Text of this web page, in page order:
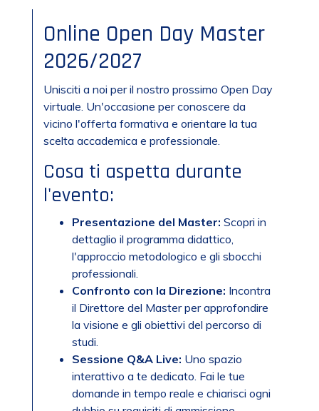
Online Open Day Master
2026/2027
Unisciti a noi per il nostro prossimo Open Day
virtuale. Un'occasione per conoscere da
vicino l'offerta formativa e orientare la tua
scelta accademica e professionale.
Cosa ti aspetta durante
l'evento:
Presentazione del Master: Scopri in
dettaglio il programma didattico,
l'approccio metodologico e gli sbocchi
professionali.
Confronto con la Direzione: Incontra
il Direttore del Master per approfondire
la visione e gli obiettivi del percorso di
studi.
Sessione Q&A Live: Uno spazio
interattivo a te dedicato. Fai le tue
domande in tempo reale e chiarisci ogni